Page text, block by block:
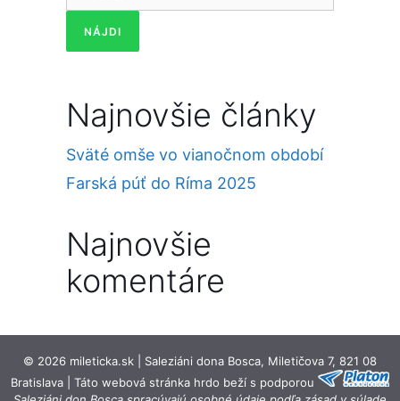
Najnovšie články
Sväté omše vo vianočnom období
Farská púť do Ríma 2025
Najnovšie
komentáre
© 2026 mileticka.sk | Saleziáni dona Bosca, Miletičova 7, 821 08
Bratislava | Táto webová stránka hrdo beží s podporou